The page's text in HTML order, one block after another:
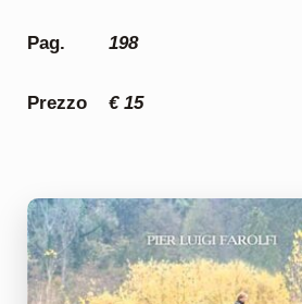
Pag. 198
Prezzo € 15